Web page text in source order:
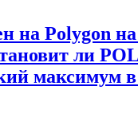
на Polygon на
ли
максимум